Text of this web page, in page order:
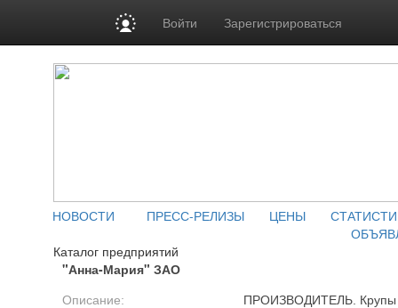
Войти Зарегистрироваться
НОВОСТИ ПРЕСС-РЕЛИЗЫ ЦЕНЫ
Каталог предприятий
"Анна-Мария" ЗАО
Описание:
ПРОИЗВОДИТЕЛЬ. Крупы